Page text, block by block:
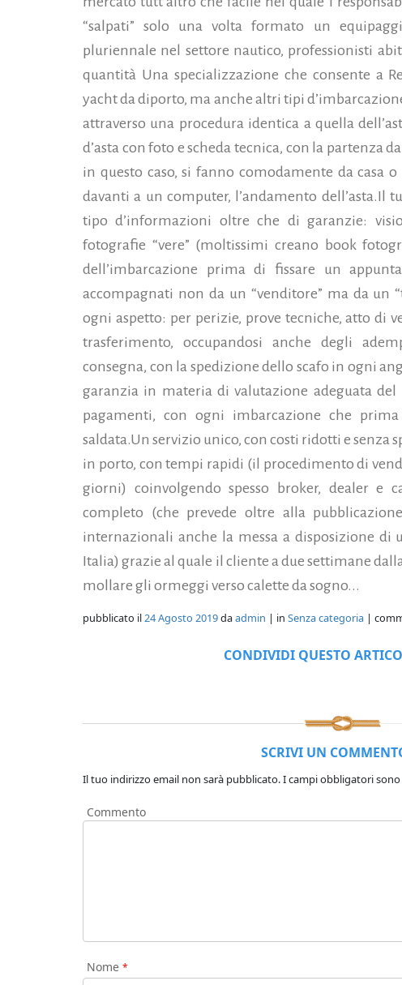
“salpati” solo una volta formato un
pluriennale nel settore nautico, professionisti
quantità Una specializzazione che consente a
yacht da diporto, ma anche altri tipi
attraverso una procedura identica a quella
d’asta con foto e scheda tecnica, con la partenza
in questo caso, si fanno comodamente da casa
davanti a un computer, l’andamento dell’asta.Il
tipo d’informazioni oltre che di garanzie:
fotografie “vere” (moltissimi creano book
dell’imbarcazione prima di fissare un
accompagnati non da un “venditore” ma da un
ogni aspetto: per perizie, prove tecniche, atto di
trasferimento, occupandosi anche degli
consegna, con la spedizione dello scafo in ogni
garanzia in materia di valutazione adeguata
pagamenti, con ogni imbarcazione che
saldata.Un servizio unico, con costi ridotti e senza
in porto, con tempi rapidi (il procedimento di
giorni) coinvolgendo spesso broker, dealer e
completo (che prevede oltre alla
internazionali anche la messa a disposizione di
Italia) grazie al quale il cliente a due settimane
mollare gli ormeggi verso calette da sogno...
pubblicato il24 Agosto 2019daadmin | in Senza categoria |
CONDIVIDI QUESTO
SCRIVI UN
Il tuo indirizzo email non sarà pubblicato.I campi obbligatori
Commento
Nome *